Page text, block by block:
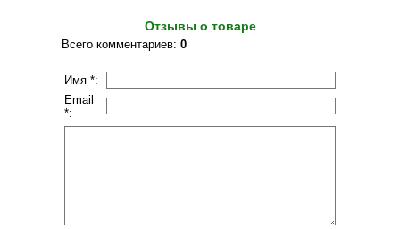
Отзывы о товаре
Всего комментариев: 0
Имя *:
Email
*: